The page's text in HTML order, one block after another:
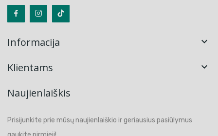
Informacija 
Klientams 
Naujienlaiškis
Prisijunkite prie mūsų naujienlaiškio ir geriausius pasiūlymus